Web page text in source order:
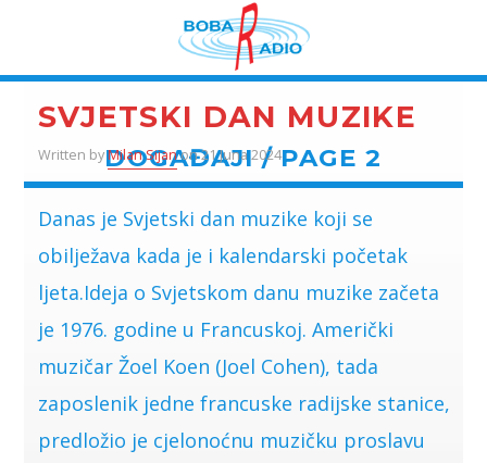
DOGAĐAJI / PAGE 2
SVJETSKI DAN MUZIKE
Written byMilan Sijanon 21 Juna 2024
Danas je Svjetski dan muzike koji se
obilježava kada je i kalendarski početak
ljeta.Ideja o Svjetskom danu muzike začeta
je 1976. godine u Francuskoj. Američki
muzičar Žoel Koen (Joel Cohen), tada
zaposlenik jedne francuske radijske stanice,
predložio je cjelonoćnu muzičku proslavu